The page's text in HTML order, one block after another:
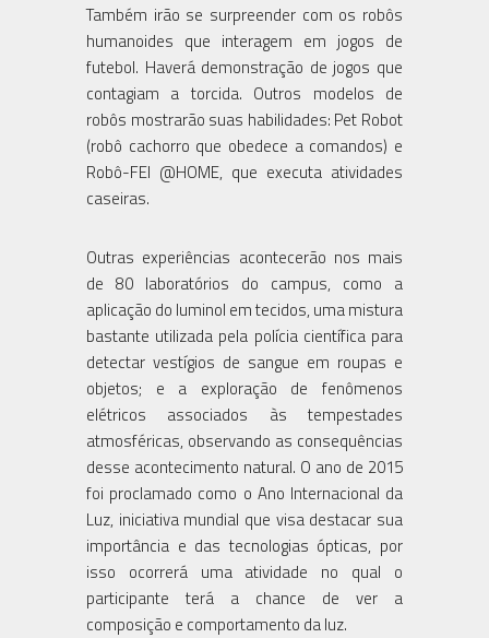
Também irão se surpreender com os robôs
humanoides que interagem em jogos de
futebol. Haverá demonstração de jogos que
contagiam a torcida. Outros modelos de
robôs mostrarão suas habilidades: Pet Robot
(robô cachorro que obedece a comandos) e
Robô-FEI @HOME, que executa atividades
caseiras.
Outras experiências acontecerão nos mais
de 80 laboratórios do campus, como a
aplicação do luminol em tecidos, uma mistura
bastante utilizada pela polícia científica para
detectar vestígios de sangue em roupas e
objetos; e a exploração de fenômenos
elétricos associados às tempestades
atmosféricas, observando as consequências
desse acontecimento natural. O ano de 2015
foi proclamado como o Ano Internacional da
Luz, iniciativa mundial que visa destacar sua
importância e das tecnologias ópticas, por
isso ocorrerá uma atividade no qual o
participante terá a chance de ver a
composição e comportamento da luz.